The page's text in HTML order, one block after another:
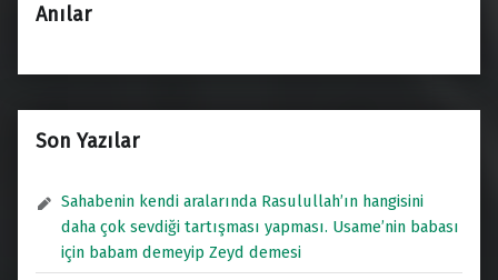
Anılar
Son Yazılar
Sahabenin kendi aralarında Rasulullah’ın hangisini
daha çok sevdiği tartışması yapması. Usame’nin babası
için babam demeyip Zeyd demesi